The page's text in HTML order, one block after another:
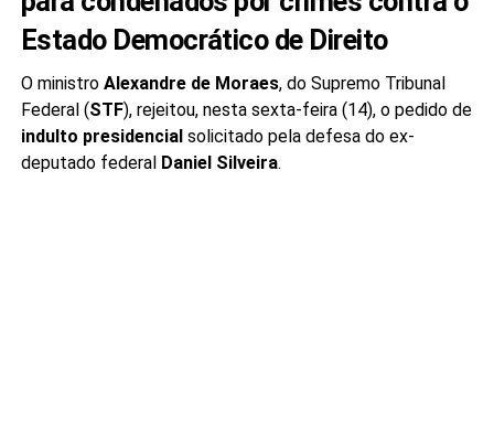
Estado Democrático de Direito
O ministro Alexandre de Moraes, do Supremo Tribunal
Federal (STF), rejeitou, nesta sexta-feira (14), o pedido de
indulto presidencialsolicitado pela defesa do ex-
deputado federal Daniel Silveira.